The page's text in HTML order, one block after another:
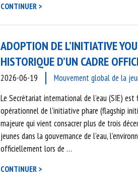
CONTINUER >
ADOPTION DE L’INITIATIVE
HISTORIQUE D’UN CADRE
2026-06-19
Mouvement global de la
Le Secrétariat international de l’eau (SIE) est
opérationnel de l’initiative phare (flagship
majeure qui vient consacrer plus de trois
jeunes dans la gouvernance de l’eau,
officiellement lors de …
CONTINUER >